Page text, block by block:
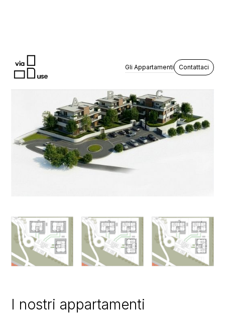
Gli Appartamenti Contattaci
I nostri appartamenti